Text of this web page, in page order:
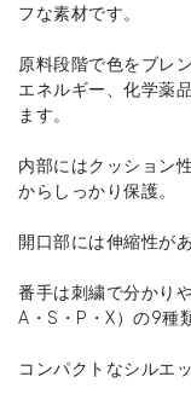
フな素材です。
原料段階で色をブレ
エネルギー、化学薬
ます。
内部にはクッション
からしっかり保護。
開口部には伸縮性が
番手は刺繍で分かり
A・S・P・X）の9種
コンパクトなシルエ